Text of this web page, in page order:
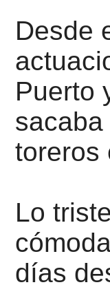
Desde
Puerto
toreros
Lo
días